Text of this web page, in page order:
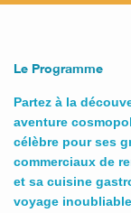
Le Programme
Partez à la
aventure
célèbre pour ses
commerciaux de
et sa cuisine
voyage